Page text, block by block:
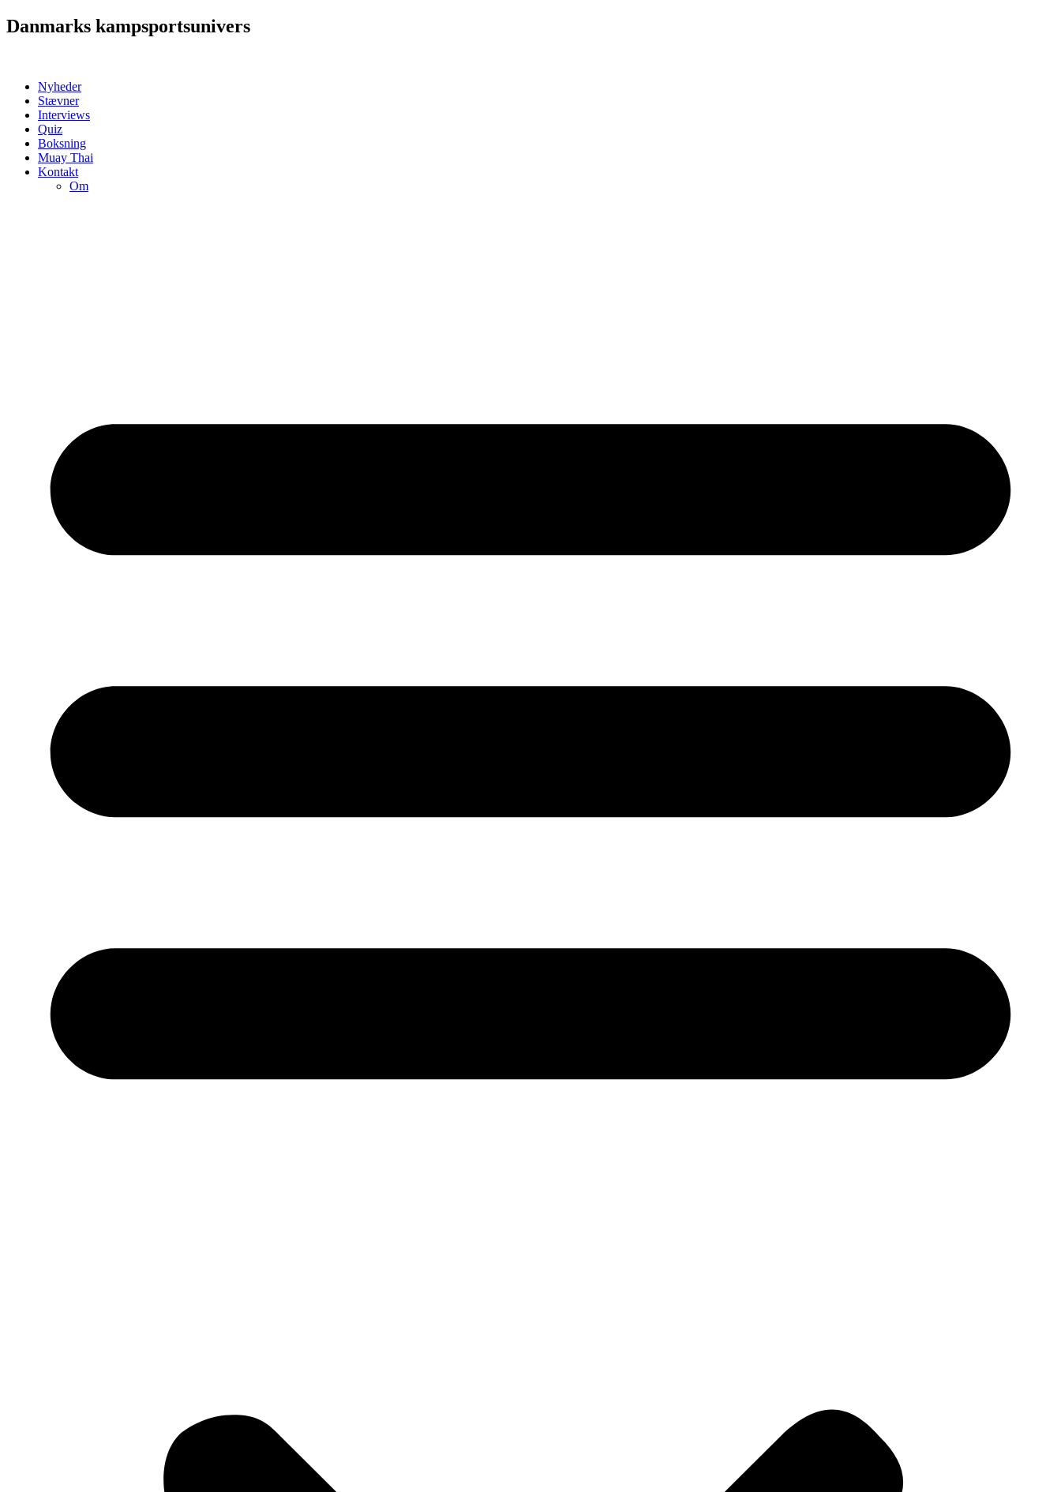
Videre
til
Danmarks kampsportsunivers
Nyheder
Stævner
Interviews
Quiz
Boksning
Muay Thai
Kontakt
Om